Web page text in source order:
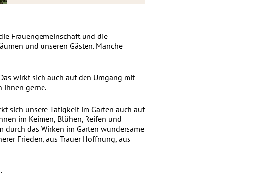
Frauengemeinschaft und die
und unseren Gästen. Manche
wirkt sich auch auf den Umgang mit
ihnen gerne.
sich unsere Tätigkeit im Garten auch auf
im Keimen, Blühen, Reifen und
durch das Wirken im Garten wundersame
Frieden, aus Trauer Hoffnung, aus